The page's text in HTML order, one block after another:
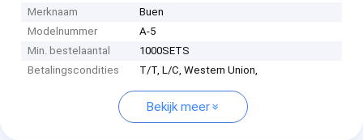
Merknaam
Buen
Modelnummer
A-5
Min. bestelaantal
1000SETS
Betalingscondities
T/T, L/C, Western Union,
Bekijk meer